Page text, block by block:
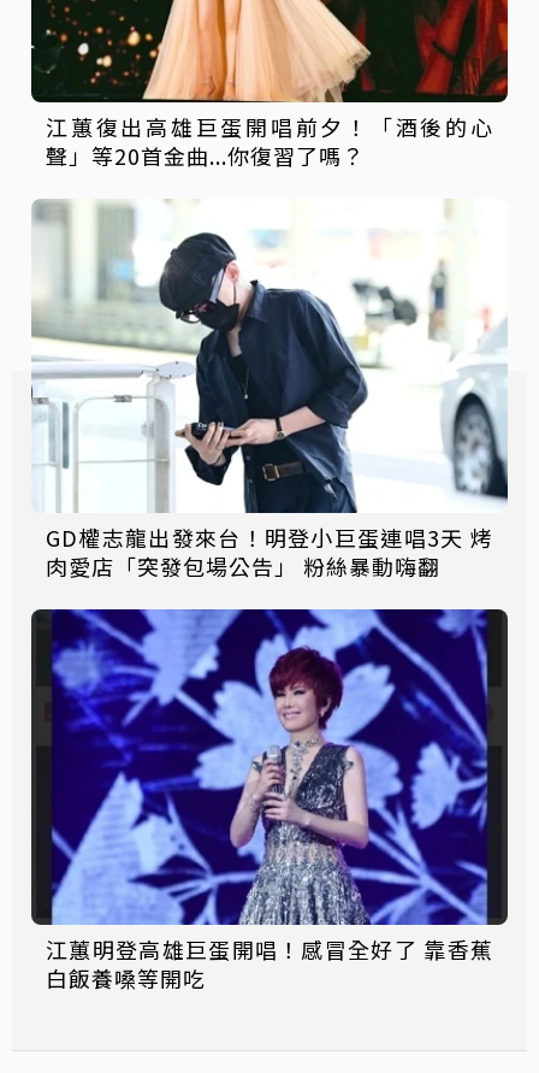
江蕙復出高雄巨蛋開唱前夕！「酒後的心
聲」等20首金曲...你復習了嗎？
GD權志龍出發來台！明登小巨蛋連唱3天 烤
肉愛店「突發包場公告」 粉絲暴動嗨翻
江蕙明登高雄巨蛋開唱！感冒全好了 靠香蕉
白飯養嗓等開吃